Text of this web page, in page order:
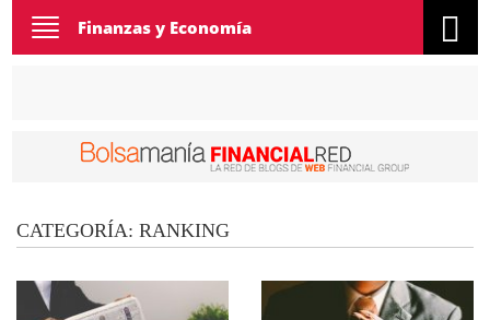
Toggle
navigation
Finanzas y Economía
CATEGORÍA: RANKING